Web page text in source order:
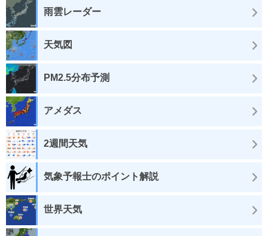
雨雲レーダー
天気図
PM2.5分布予測
アメダス
2週間天気
気象予報士のポイント解説
世界天気